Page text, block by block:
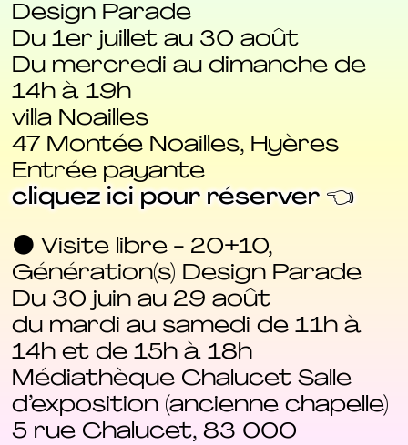
Design Parade
Du 1er juillet au 30 août
Du mercredi au dimanche de
14h à 19h
villa Noailles
47 Montée Noailles, Hyères
Entrée payante
cliquez ici pour réserver 👈
⚫ Visite libre - 20+10,
Génération(s) Design Parade
Du 30 juin au 29 août
du mardi au samedi de 11h à
14h et de 15h à 18h
Médiathèque Chalucet Salle
d’exposition (ancienne chapelle)
5 rue Chalucet, 83 000